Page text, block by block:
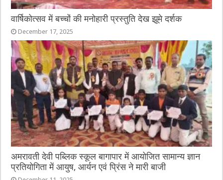
वार्षिकोत्सव में बच्चों की मनोहारी प्रस्तुति देख झूमे दर्शक
December 17, 2025
अमरावती देवी पब्लिक स्कूल बागापार में आयोजित सामान्य ज्ञान
प्रतियोगिता में आयुष, आर्यन एवं प्रिंस ने मारी बाजी